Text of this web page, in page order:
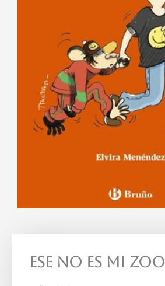
Ese No Es Mi Zoo